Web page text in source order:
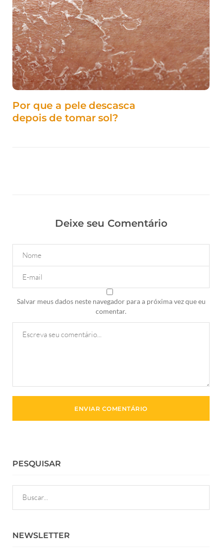
Por que a pele descasca
depois de tomar sol?
Deixe seu Comentário
Salvar meus dados neste navegador para a próxima vez que eu
comentar.
PESQUISAR
NEWSLETTER